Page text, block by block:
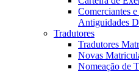
Comerciantes
Antiguidades
Tradutores
Tradutores
Novas
Nomeação de